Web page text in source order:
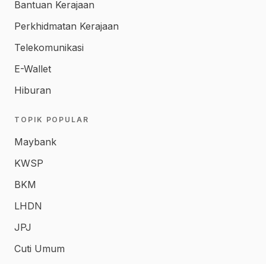
Bantuan Kerajaan
Perkhidmatan Kerajaan
Telekomunikasi
E-Wallet
Hiburan
TOPIK POPULAR
Maybank
KWSP
BKM
LHDN
JPJ
Cuti Umum